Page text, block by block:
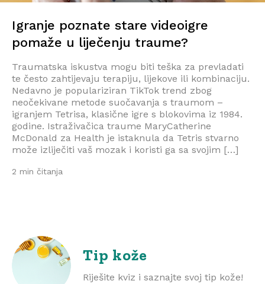
Igranje poznate stare videoigre
pomaže u liječenju traume?
Traumatska iskustva mogu biti teška za prevladati
te često zahtijevaju terapiju, lijekove ili kombinaciju.
Nedavno je populariziran TikTok trend zbog
neočekivane metode suočavanja s traumom –
igranjem Tetrisa, klasične igre s blokovima iz 1984.
godine. Istraživačica traume MaryCatherine
McDonald za Health je istaknula da Tetris stvarno
može izliječiti vaš mozak i koristi ga sa svojim […]
2 min čitanja
Tip kože
Riješite kviz i saznajte svoj tip kože!